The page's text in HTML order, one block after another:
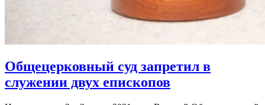
Общецерковный суд запретил в
служении двух епископов